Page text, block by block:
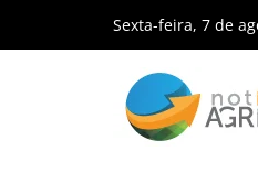
Sexta-feira, 7 de